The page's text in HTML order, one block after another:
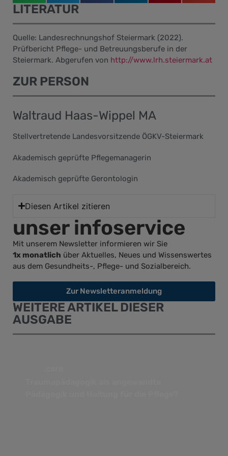
LITERATUR
Quelle: Landesrechnungshof Steiermark (2022).
Prüfbericht Pflege- und Betreuungsberufe in der
Steiermark. Abgerufen von http://www.lrh.steiermark.at
ZUR PERSON
Waltraud Haas-Wippel MA
Stellvertretende Landesvorsitzende ÖGKV-Steiermark
Akademisch geprüfte Pflegemanagerin
Akademisch geprüfte Gerontologin
Diesen Artikel zitieren
unser infoservice
Mit unserem Newsletter informieren wir Sie
1x monatlich über Aktuelles, Neues und Wissenswertes
aus dem Gesundheits-, Pflege- und Sozialbereich.
Zur Newsletteranmeldung
WEITERE ARTIKEL DIESER
AUSGABE